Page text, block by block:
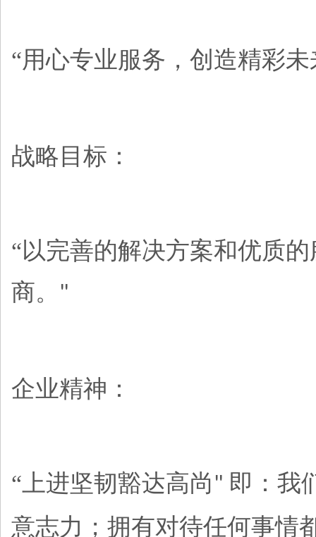
“用心专业服务，创造精彩未
战略目标：
“以完善的解决方案和优质
商。
"
企业精神：
“上进坚韧豁达高尚 " 即：我
意志力；拥有对待任何事情